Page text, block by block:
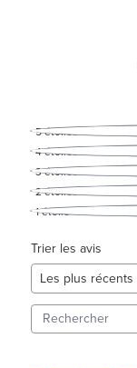
5étoiles
4étoiles
3étoiles
2étoiles
1étoile
Trier les avis